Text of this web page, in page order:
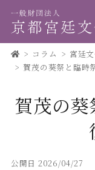
コラム
宮廷
賀茂の葵祭と臨時
賀茂の葵
公開日 2026/04/27